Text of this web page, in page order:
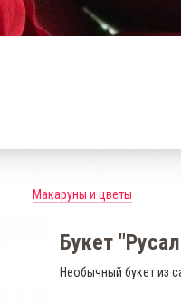
Макаруны и цветы
Букет
Необычный букет из